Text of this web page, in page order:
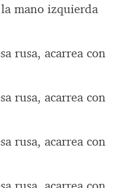
mano izquierda
rusa, acarrea con
rusa, acarrea con
rusa, acarrea con